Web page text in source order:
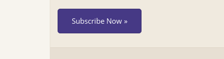
Subscribe Now »